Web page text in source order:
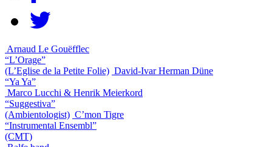
Arnaud Le Gouëfflec
“L’Orage”
(L’Eglise de la Petite Folie) David-Ivar Herman Düne
“Ya Ya”
Marco Lucchi & Henrik Meierkord
“Suggestiva”
(Ambientologist) C’mon Tigre
“Instrumental Ensembl”
(CMT)